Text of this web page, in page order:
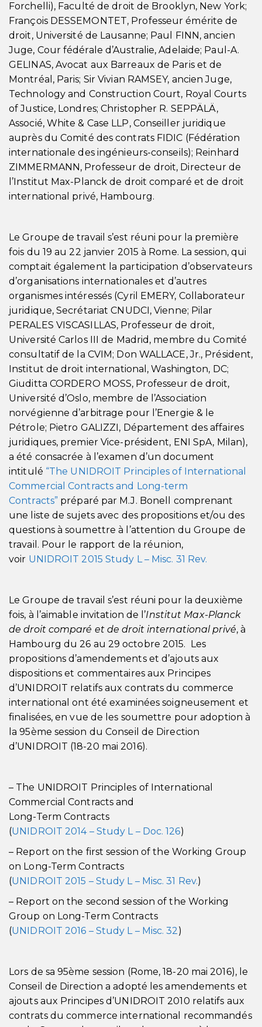
Forchelli), Faculté de droit de Brooklyn, New York;
François DESSEMONTET, Professeur émérite de
droit, Université de Lausanne; Paul FINN, ancien
Juge, Cour fédérale d’Australie, Adelaide; Paul-A.
GELINAS, Avocat aux Barreaux de Paris et de
Montréal, Paris; Sir Vivian RAMSEY, ancien Juge,
Technology and Construction Court, Royal Courts
of Justice, Londres; Christopher R. SEPPÄLÄ,
Associé, White & Case LLP, Conseiller juridique
auprès du Comité des contrats FIDIC (Fédération
internationale des ingénieurs-conseils); Reinhard
ZIMMERMANN, Professeur de droit, Directeur de
l’Institut Max-Planck de droit comparé et de droit
international privé, Hambourg.
Le Groupe de travail s’est réuni pour la première
fois du 19 au 22 janvier 2015 à Rome. La session, qui
comptait également la participation d’observateurs
d’organisations internationales et d’autres
organismes intéressés (Cyril EMERY, Collaborateur
juridique, Secrétariat CNUDCI, Vienne; Pilar
PERALES VISCASILLAS, Professeur de droit,
Université Carlos III de Madrid, membre du Comité
consultatif de la CVIM; Don WALLACE, Jr., Président,
Institut de droit international, Washington, DC;
Giuditta CORDERO MOSS, Professeur de droit,
Université d’Oslo, membre de l’Association
norvégienne d’arbitrage pour l’Energie & le
Pétrole; Pietro GALIZZI, Département des affaires
juridiques, premier Vice-président, ENI SpA, Milan),
a été consacrée à l’examen d’un document
intitulé “The UNIDROIT Principles of International
Commercial Contracts and Long-term
Contracts” préparé par M.J. Bonell comprenant
une liste de sujets avec des propositions et/ou des
questions à soumettre à l’attention du Groupe de
travail. Pour le rapport de la réunion,
voir UNIDROIT 2015 Study L – Misc. 31 Rev.
Le Groupe de travail s’est réuni pour la deuxième
fois, à l’aimable invitation de l’Institut Max-Planck
de droit comparé et de droit international privé, à
Hambourg du 26 au 29 octobre 2015. Les
propositions d’amendements et d’ajouts aux
dispositions et commentaires aux Principes
d’UNIDROIT relatifs aux contrats du commerce
international ont été examinées soigneusement et
finalisées, en vue de les soumettre pour adoption à
la 95ème session du Conseil de Direction
d’UNIDROIT (18-20 mai 2016).
– The UNIDROIT Principles of International
Commercial Contracts and
Long-Term Contracts
(UNIDROIT 2014 – Study L – Doc. 126)
– Report on the first session of the Working Group
on Long-Term Contracts
(UNIDROIT 2015 – Study L – Misc. 31 Rev.)
– Report on the second session of the Working
Group on Long-Term Contracts
(UNIDROIT 2016 – Study L – Misc. 32)
Lors de sa 95ème session (Rome, 18-20 mai 2016), le
Conseil de Direction a adopté les amendements et
ajouts aux Principes d’UNIDROIT 2010 relatifs aux
contrats du commerce international recommandés